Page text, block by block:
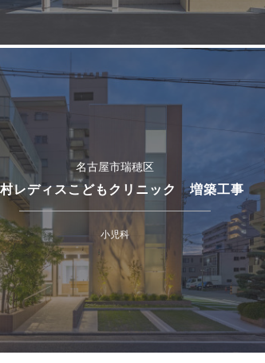
名古屋市瑞穂区
レディスこどもクリニック 増築工事
小児科